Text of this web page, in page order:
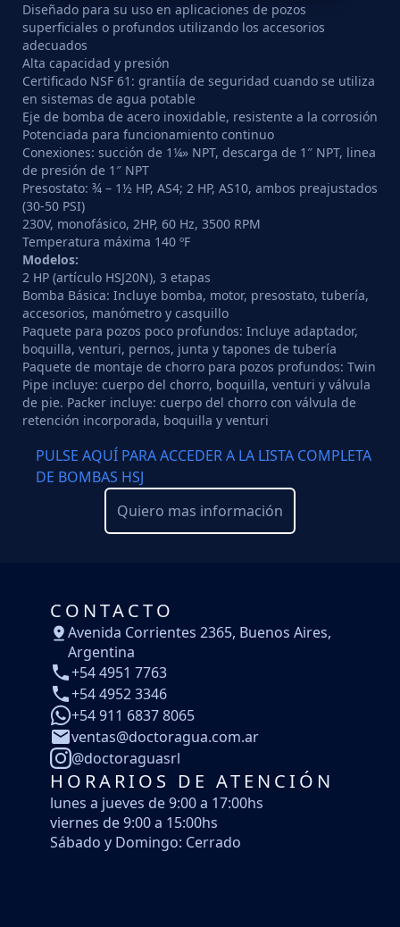
Diseñado para su uso en aplicaciones de pozos
superficiales o profundos utilizando los accesorios
adecuados
Alta capacidad y presión
Certificado NSF 61: grantiía de seguridad cuando se utiliza
en sistemas de agua potable
Eje de bomba de acero inoxidable, resistente a la corrosión
Potenciada para funcionamiento continuo
Conexiones: succión de 1¼» NPT, descarga de 1″ NPT, linea
de presión de 1″ NPT
Presostato: ¾ – 1½ HP, AS4; 2 HP, AS10, ambos preajustados
(30-50 PSI)
230V, monofásico, 2HP, 60 Hz, 3500 RPM
Temperatura máxima 140 ºF
Modelos:
2 HP (artículo HSJ20N), 3 etapas
Bomba Básica: Incluye bomba, motor, presostato, tubería,
accesorios, manómetro y casquillo
Paquete para pozos poco profundos: Incluye adaptador,
boquilla, venturi, pernos, junta y tapones de tubería
Paquete de montaje de chorro para pozos profundos: Twin
Pipe incluye: cuerpo del chorro, boquilla, venturi y válvula
de pie. Packer incluye: cuerpo del chorro con válvula de
retención incorporada, boquilla y venturi
PULSE AQUÍ PARA ACCEDER A LA LISTA COMPLETA
DE BOMBAS HSJ
Quiero mas información
CONTACTO
Avenida Corrientes 2365, Buenos Aires,
Argentina
+54 4951 7763
+54 4952 3346
+54 911 6837 8065
ventas@doctoragua.com.ar
@doctoraguasrl
HORARIOS DE ATENCIÓN
lunes a jueves de 9:00 a 17:00hs
viernes de 9:00 a 15:00hs
Sábado y Domingo: Cerrado